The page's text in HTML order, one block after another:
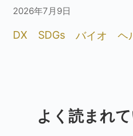
2026年7月9日
DX SDGs バイオ ヘ
よく読まれ